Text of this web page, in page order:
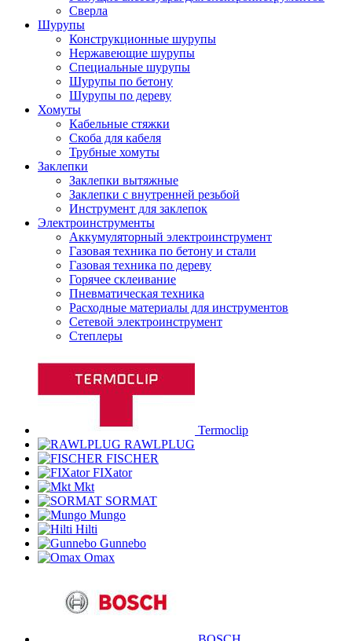
Сверла
Шурупы
Конструкционные шурупы
Нержавеющие шурупы
Специальные шурупы
Шурупы по бетону
Шурупы по дереву
Хомуты
Кабельные стяжки
Скоба для кабеля
Трубные хомуты
Заклепки
Заклепки вытяжные
Заклепки с внутренней резьбой
Инструмент для заклепок
Электроинструменты
Аккумуляторный электроинструмент
Газовая техника по бетону и стали
Газовая техника по дереву
Горячее склеивание
Пневматическая техника
Расходные материалы для инструментов
Сетевой электроинструмент
Степлеры
Termoclip
RAWLPLUG
FISCHER
FIXator
Mkt
SORMAT
Mungo
Hilti
Gunnebo
Omax